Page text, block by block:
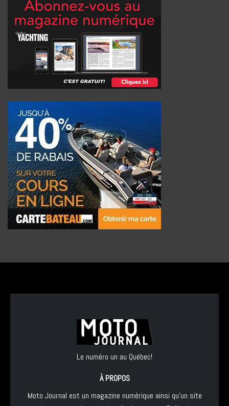
Le numéro un au Québec!
À PROPOS
Moto Journal est un magazine numérique ainsi qu'un site